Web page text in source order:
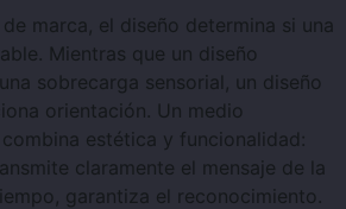
marca, el diseño determina si una
Mientras que un diseño
sobrecarga sensorial, un diseño
orientación. Un medio
estética y funcionalidad:
claramente el mensaje de la
garantiza el reconocimiento.